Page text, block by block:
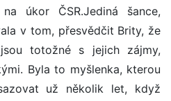
úkor ČSR.Jediná šance,
v tom, přesvědčit Brity, že
totožné s jejich zájmy,
Byla to myšlenka, kterou
už několik let, když